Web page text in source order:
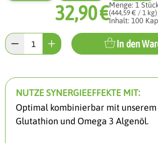
32,90 €Menge: 1
(444,59 € / 1 kg)
Inhalt: 100
In den
NUTZE SYNERGIEEFFEKTE MIT:
Optimal kombinierbar mit
Glutathion und Omega 3 Algenöl.